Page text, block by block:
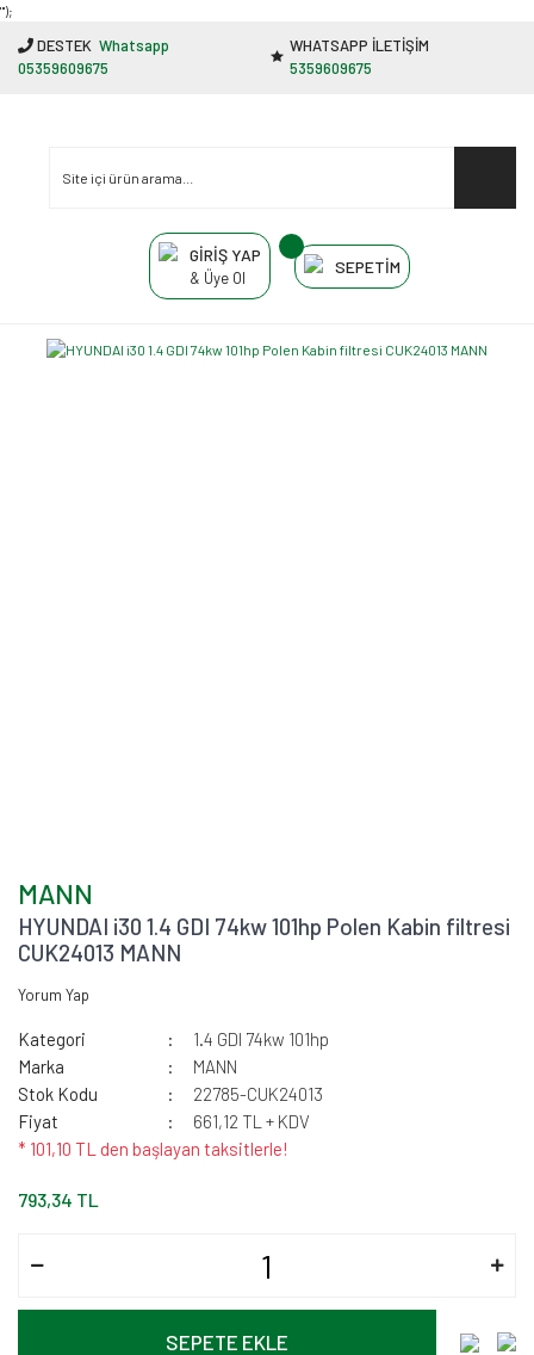
"');
DESTEK Whatsapp
05359609675
WHATSAPP İLETİŞİM
5359609675
GİRİŞ YAP
& Üye Ol
SEPETİM
MANN
HYUNDAI i30 1.4 GDI 74kw 101hp Polen Kabin filtresi
CUK24013 MANN
Yorum Yap
Kategori
1.4 GDI 74kw 101hp
Marka
MANN
Stok Kodu
22785-CUK24013
Fiyat
661,12 TL + KDV
* 101,10 TL den başlayan taksitlerle!
793,34 TL
SEPETE EKLE